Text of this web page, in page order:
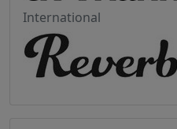
International